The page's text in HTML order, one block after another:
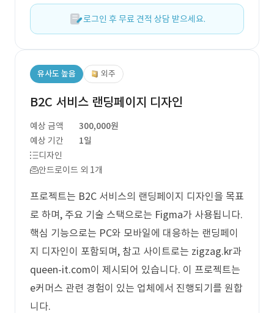
로그인 후 무료 견적 상담 받으세요.
유사도 높음 외주
B2C 서비스 랜딩페이지 디자인
예상 금액
300,000원
예상 기간
1일
디자인
안드로이드 외 1개
프로젝트는 B2C 서비스의 랜딩페이지 디자인을 목표
로 하며, 주요 기술 스택으로는 Figma가 사용됩니다.
핵심 기능으로는 PC와 모바일에 대응하는 랜딩페이
지 디자인이 포함되며, 참고 사이트로는 zigzag.kr과
queen-it.com이 제시되어 있습니다. 이 프로젝트는
e커머스 관련 경험이 있는 업체에서 진행되기를 원합
니다.